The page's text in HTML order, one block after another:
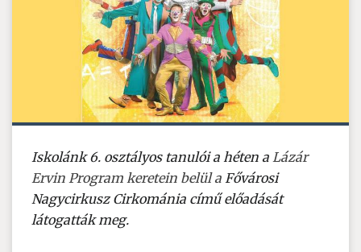
Iskolánk 6. osztályos tanulói a héten a Lázár
Ervin Program keretein belül a Fővárosi
Nagycirkusz Cirkománia című előadását
látogatták meg.